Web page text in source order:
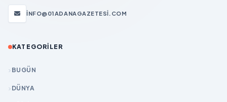
INFO@01ADANAGAZETESI.COM
KATEGORILER
BUGÜN
DÜNYA